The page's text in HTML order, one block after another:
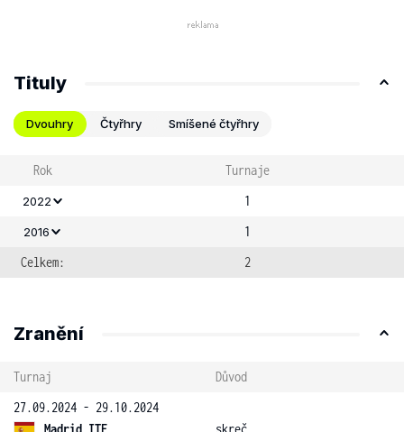
Tituly
Dvouhry Čtyřhry Smíšené čtyřhry
Rok Turnaje
2022 1
2016
1
Celkem:
2
Zranění
Turnaj
Důvod
27.09.2024 - 29.10.2024
Madrid ITF
skreč